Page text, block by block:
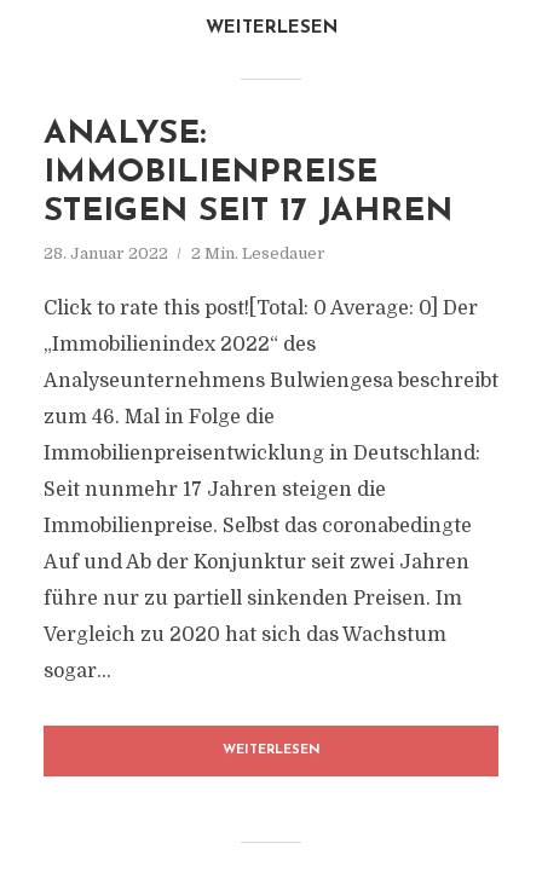
WEITERLESEN
ANALYSE:
IMMOBILIENPREISE
STEIGEN SEIT 17 JAHREN
28. Januar 2022 2 Min. Lesedauer
Click to rate this post![Total: 0 Average: 0] Der
„Immobilienindex 2022“ des
Analyseunternehmens Bulwiengesa beschreibt
zum 46. Mal in Folge die
Immobilienpreisentwicklung in Deutschland:
Seit nunmehr 17 Jahren steigen die
Immobilienpreise. Selbst das coronabedingte
Auf und Ab der Konjunktur seit zwei Jahren
führe nur zu partiell sinkenden Preisen. Im
Vergleich zu 2020 hat sich das Wachstum
sogar...
WEITERLESEN